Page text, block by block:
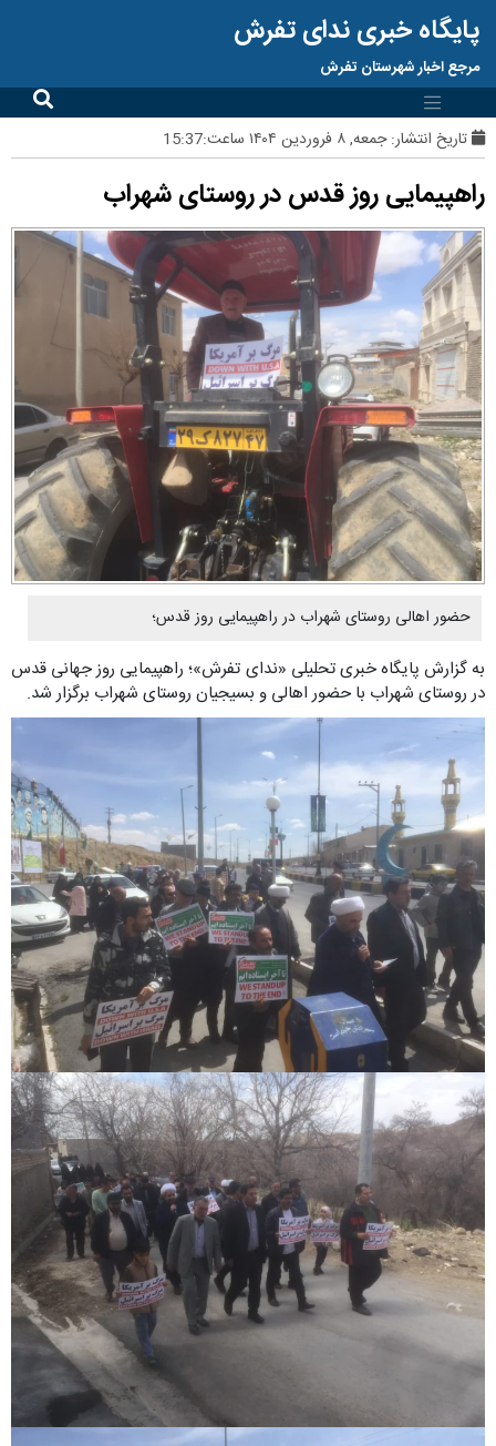
پایگاه خبری ندای تفرش
مرجع اخبار شهرستان تفرش
تاریخ انتشار:جمعه, ۸ فروردین ۱۴۰۴ ساعت:15:37
راهپیمایی روز قدس در روستای شهراب
حضور اهالی روستای شهراب در راهپیمایی روز قدس؛
به گزارش پایگاه خبری تحلیلی «ندای تفرش»؛ راهپیمایی روز جهانی قدس
در روستای شهراب با حضور اهالی و بسیجیان روستای شهراب برگزار شد.